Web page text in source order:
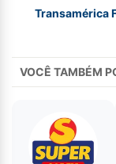
Transamérica
VOCÊ TAMBÉM